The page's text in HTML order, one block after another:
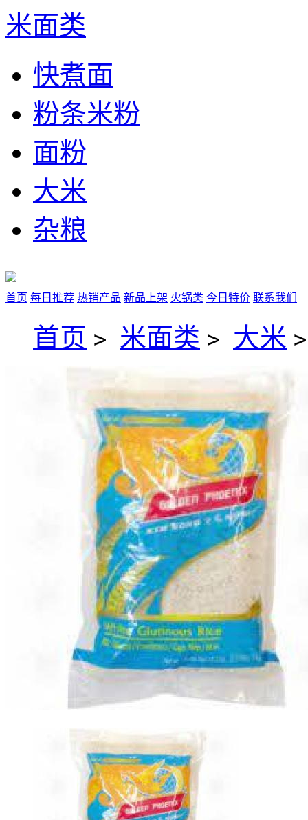
米面类
快煮面
粉条米粉
面粉
大米
杂粮
首页 每日推荐 热销产品 新品上架 火锅类 今日特价 联系我们
首页 > 米面类 > 大米